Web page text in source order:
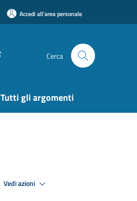
Accedi all'area personale
Cerca
Tutti gli argomenti
Vedi azioni